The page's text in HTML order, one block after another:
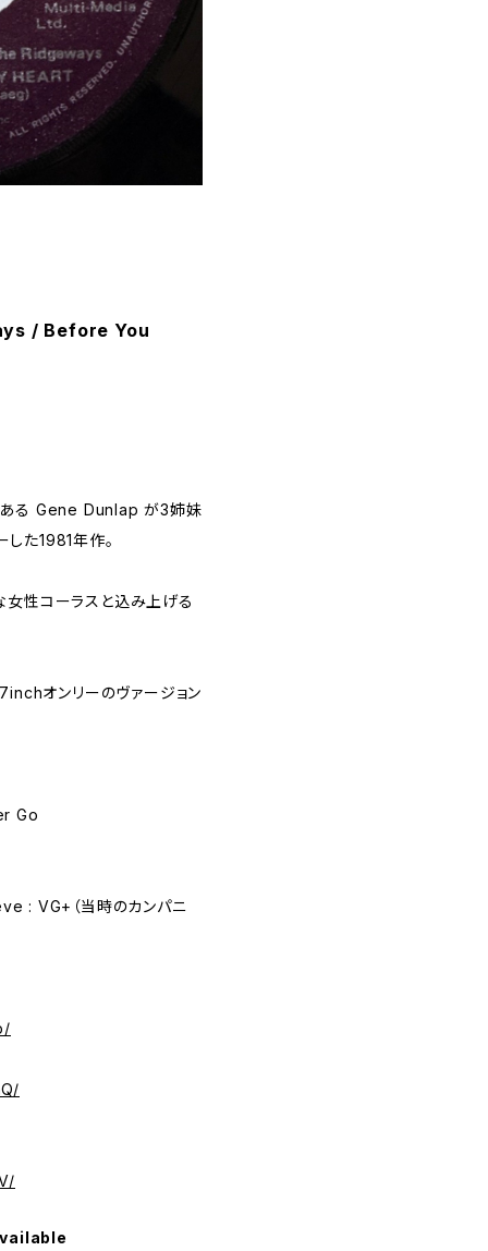
/ Before You
ある Gene Dunlap が3姉妹
た1981年作。
女性コーラスと込み上げる
オンリーのヴァージョン
Go
: VG+（当時のカンパニ